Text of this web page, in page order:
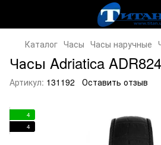
Каталог Часы Часы наручные
Часы Adriatica
Артикул: 131192 Оставить отзыв
4
4